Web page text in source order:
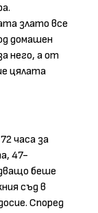
злато все
домашен
него, а от
цялата
часа за
47-
беше
съд в
Според